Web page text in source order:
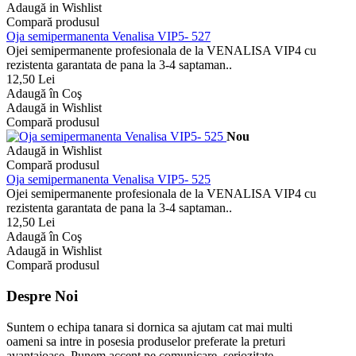
Adaugă in Wishlist
Compară produsul
Oja semipermanenta Venalisa VIP5- 527
Ojei semipermanente profesionala de la VENALISA VIP4 cu
rezistenta garantata de pana la 3-4 saptaman..
12,50 Lei
Adaugă în Coş
Adaugă in Wishlist
Compară produsul
Nou
Adaugă in Wishlist
Compară produsul
Oja semipermanenta Venalisa VIP5- 525
Ojei semipermanente profesionala de la VENALISA VIP4 cu
rezistenta garantata de pana la 3-4 saptaman..
12,50 Lei
Adaugă în Coş
Adaugă in Wishlist
Compară produsul
Despre Noi
Suntem o echipa tanara si dornica sa ajutam cat mai multi
oameni sa intre in posesia produselor preferate la preturi